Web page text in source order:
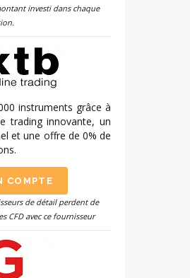
investi dans chaque
instruments grâce à
trading innovante, un
et une offre de 0% de
COMPTE
de détail perdent de
CFD avec ce fournisseur